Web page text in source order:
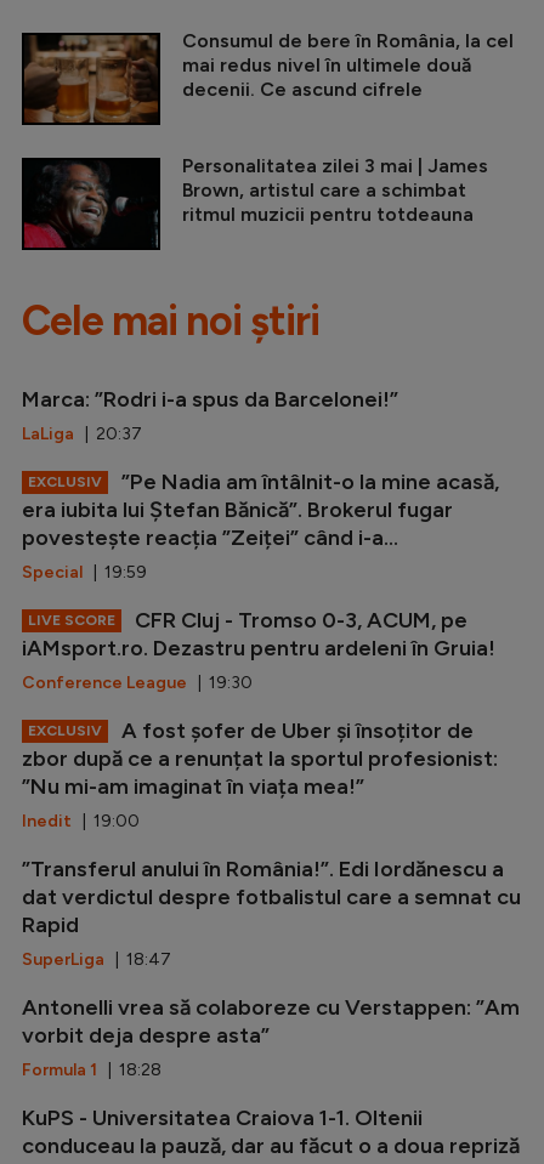
Consumul de bere în România, la cel
mai redus nivel în ultimele două
decenii. Ce ascund cifrele
Personalitatea zilei 3 mai | James
Brown, artistul care a schimbat
ritmul muzicii pentru totdeauna
Cele mai noi știri
Marca: ”Rodri i-a spus da Barcelonei!”
LaLiga | 20:37
EXCLUSIV
”Pe Nadia am întâlnit-o la mine acasă,
era iubita lui Ștefan Bănică”. Brokerul fugar
povestește reacția ”Zeiței” când i-a...
Special | 19:59
LIVE SCORE
CFR Cluj - Tromso 0-3, ACUM, pe
iAMsport.ro. Dezastru pentru ardeleni în Gruia!
Conference League | 19:30
EXCLUSIV
A fost șofer de Uber și însoțitor de
zbor după ce a renunțat la sportul profesionist:
”Nu mi-am imaginat în viața mea!”
Inedit | 19:00
”Transferul anului în România!”. Edi Iordănescu a
dat verdictul despre fotbalistul care a semnat cu
Rapid
SuperLiga | 18:47
Antonelli vrea să colaboreze cu Verstappen: ”Am
vorbit deja despre asta”
Formula 1 | 18:28
KuPS - Universitatea Craiova 1-1. Oltenii
conduceau la pauză, dar au făcut o a doua repriză